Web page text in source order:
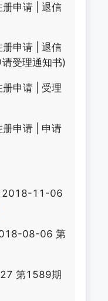
册申请| 退信
册申请| 退信
受理通知书)
册申请| 受理
册申请| 申请
2018-11-06
08-06 第
第1589期